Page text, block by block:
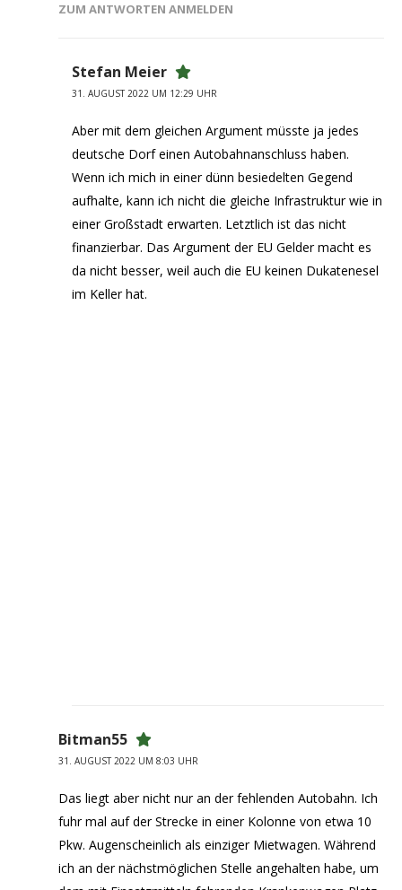
ZUM ANTWORTEN ANMELDEN
Stefan Meier
31. AUGUST 2022 UM 12:29 UHR
Aber mit dem gleichen Argument müsste ja jedes
deutsche Dorf einen Autobahnanschluss haben.
Wenn ich mich in einer dünn besiedelten Gegend
aufhalte, kann ich nicht die gleiche Infrastruktur wie in
einer Großstadt erwarten. Letztlich ist das nicht
finanzierbar. Das Argument der EU Gelder macht es
da nicht besser, weil auch die EU keinen Dukatenesel
im Keller hat.
Bitman55
31. AUGUST 2022 UM 8:03 UHR
Das liegt aber nicht nur an der fehlenden Autobahn. Ich
fuhr mal auf der Strecke in einer Kolonne von etwa 10
Pkw. Augenscheinlich als einziger Mietwagen. Während
ich an der nächstmöglichen Stelle angehalten habe, um